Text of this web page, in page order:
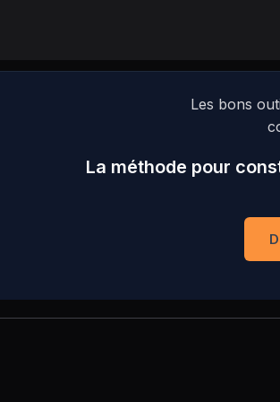
Les bons
La méthode pour